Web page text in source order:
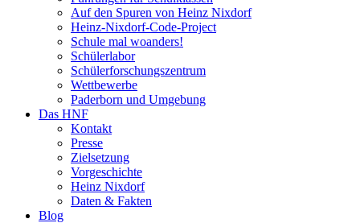
Auf den Spuren von Heinz Nixdorf
Heinz-Nixdorf-Code-Project
Schule mal woanders!
Schülerlabor
Schülerforschungszentrum
Wettbewerbe
Paderborn und Umgebung
Das HNF
Kontakt
Presse
Zielsetzung
Vorgeschichte
Heinz Nixdorf
Daten & Fakten
Blog